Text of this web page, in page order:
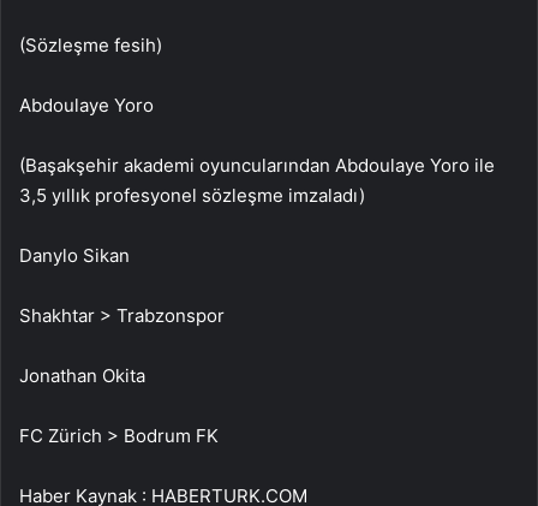
(Sözleşme fesih)
Abdoulaye Yoro
(Başakşehir akademi oyuncularından Abdoulaye Yoro ile
3,5 yıllık profesyonel sözleşme imzaladı)
Danylo Sikan
Shakhtar > Trabzonspor
Jonathan Okita
FC Zürich > Bodrum FK
Haber Kaynak : HABERTURK.COM